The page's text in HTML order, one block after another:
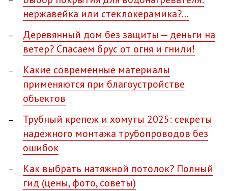
нержавейка или стеклокерамика?…
Деревянный дом без защиты — деньги на
ветер? Спасаем брус от огня и гнили!
Какие современные материалы
применяются при благоустройстве
объектов
Трубный крепеж и хомуты 2025: секреты
надежного монтажа трубопроводов без
ошибок
Как выбрать натяжной потолок? Полный
гид (цены, фото, советы)